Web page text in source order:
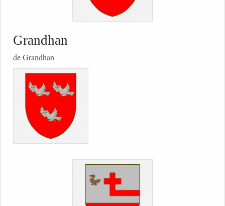
Grandhan
de Grandhan